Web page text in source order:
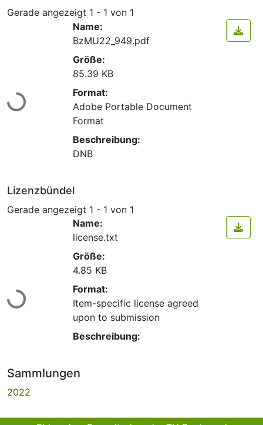
Gerade angezeigt 1 - 1 von 1
Lade...
Name:
BzMU22_949.pdf
Größe:
85.39 KB
Format:
Adobe Portable Document
Format
Beschreibung:
DNB
Lizenzbündel
Gerade angezeigt 1 - 1 von 1
Lade...
Name:
license.txt
Größe:
4.85 KB
Format:
Item-specific license agreed
upon to submission
Beschreibung:
Sammlungen
2022